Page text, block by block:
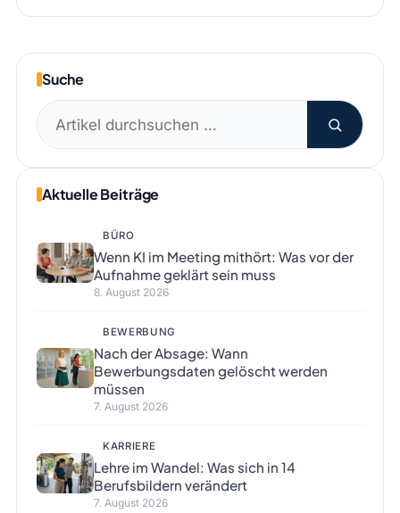
Suche
Suchen
nach:
Aktuelle Beiträge
BÜRO
Wenn KI im Meeting mithört: Was vor der
Aufnahme geklärt sein muss
8. August 2026
BEWERBUNG
Nach der Absage: Wann
Bewerbungsdaten gelöscht werden
müssen
7. August 2026
KARRIERE
Lehre im Wandel: Was sich in 14
Berufsbildern verändert
7. August 2026